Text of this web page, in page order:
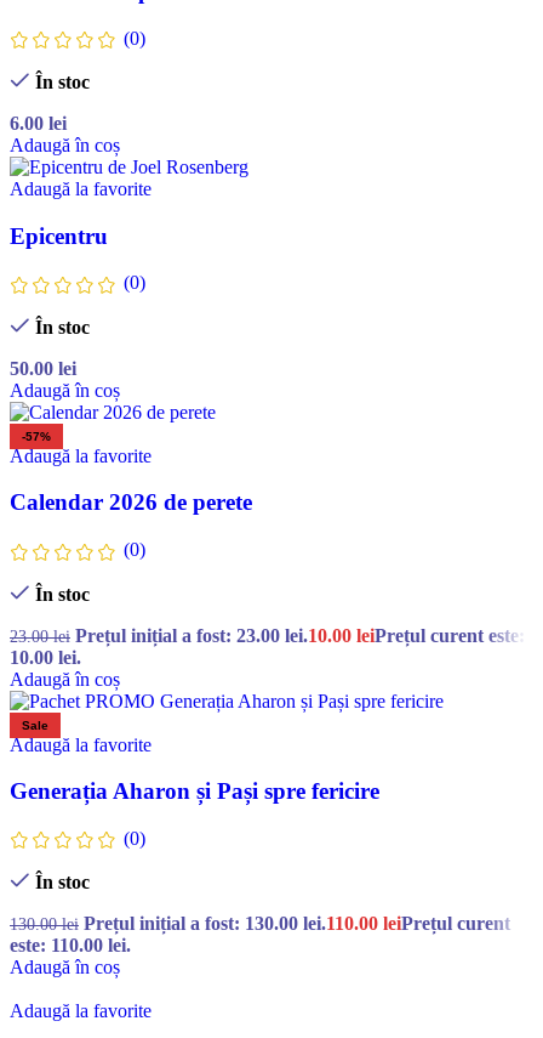
(0)
În stoc
6.00 lei
Adaugă în coș
Adaugă la favorite
Epicentru
(0)
În stoc
50.00 lei
Adaugă în coș
-57%
Adaugă la favorite
Calendar 2026 de perete
(0)
În stoc
23.00lei Prețul inițial a fost: 23.00 lei.10.00 leiPrețul curent este:
10.00 lei.
Adaugă în coș
Sale
Adaugă la favorite
Generația Aharon și Pași spre fericire
(0)
În stoc
130.00lei Prețul inițial a fost: 130.00 lei.110.00 leiPrețul curent
este: 110.00 lei.
Adaugă în coș
Adaugă la favorite